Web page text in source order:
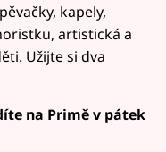
kapely,
artistická a
Užijte si dva
na Primě v pátek